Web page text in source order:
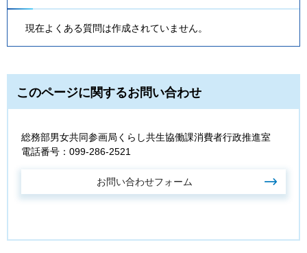
現在よくある質問は作成されていません。
このページに関するお問い合わせ
総務部男女共同参画局くらし共生協働課消費者行政推進室
電話番号：099-286-2521